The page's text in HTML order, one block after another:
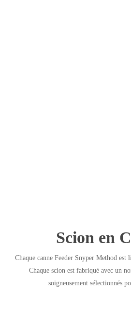
Scion en
Chaque canne Feeder Snyper Method est
Chaque scion est fabriqué avec un
soigneusement sélectionnés